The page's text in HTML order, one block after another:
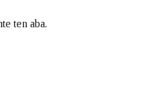
ten aba.